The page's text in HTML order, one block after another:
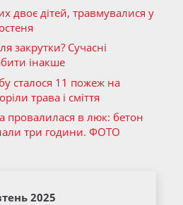
двоє дітей, травмувалися у
закрутки? Сучасні
інакше
сталося 11 пожеж на
трава і сміття
провалилася в люк: бетон
три години. ФОТО
2025